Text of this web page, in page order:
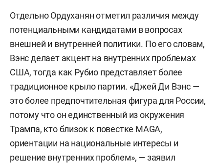
Отдельно Ордуханян отметил различия между
потенциальными кандидатами в вопросах
внешней и внутренней политики. По его словам,
Вэнс делает акцент на внутренних проблемах
США, тогда как Рубио представляет более
традиционное крыло партии. «Джей Ди Вэнс —
это более предпочтительная фигура для России,
потому что он единственный из окружения
Трампа, кто близок к повестке MAGA,
ориентации на национальные интересы и
решение внутренних проблем», — заявил